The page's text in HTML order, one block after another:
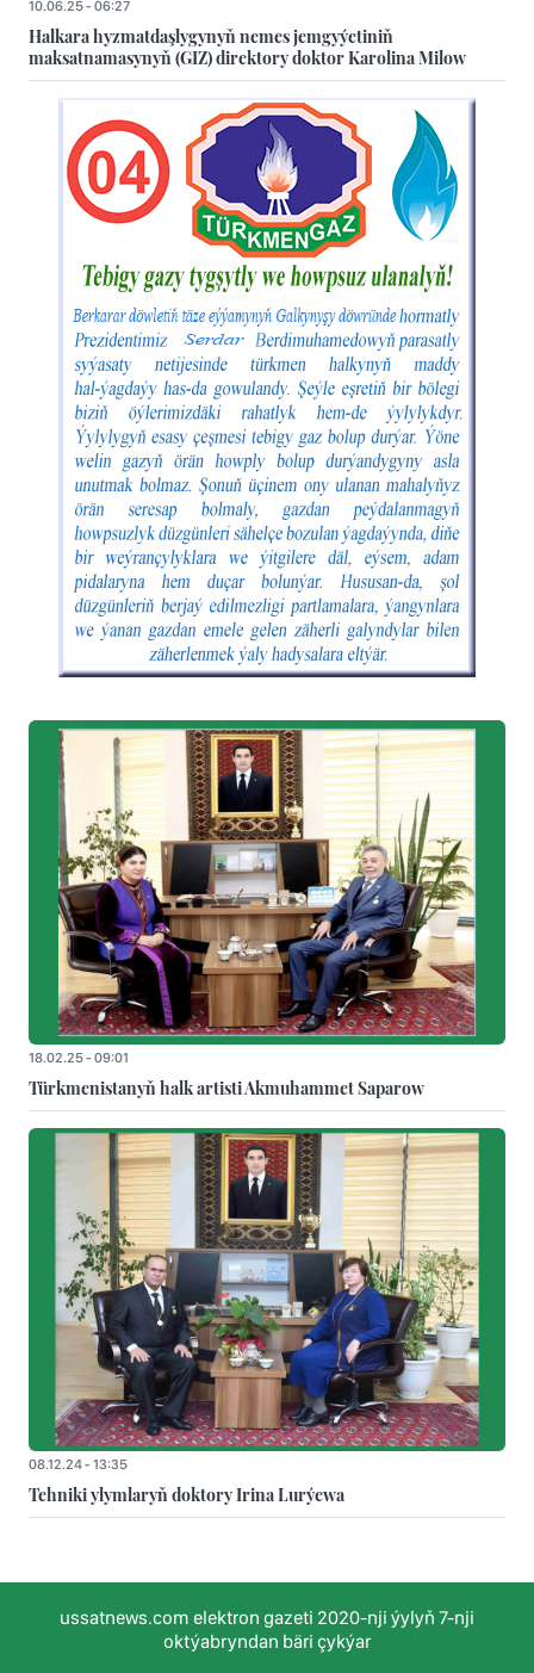
10.06.25 - 06:27
Halkara hyzmatdaşlygynyň nemes jemgyýetiniň
maksatnamasynyň (GIZ) direktory doktor Karolina Milow
18.02.25 - 09:01
Türkmenistanyň halk artisti Akmuhammet Saparow
08.12.24 - 13:35
Tehniki ylymlaryň doktory Irina Lurýewa
ussatnews.com elektron gazeti 2020-nji ýylyň 7-nji
oktýabryndan bäri çykýar